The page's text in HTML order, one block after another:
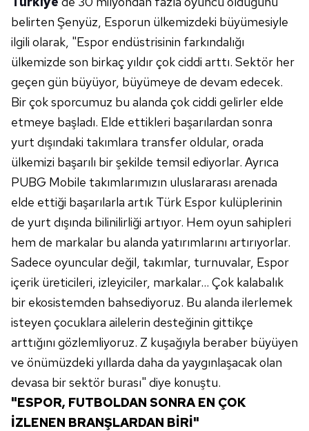
belirten Şenyüz, Esporun ülkemizdeki büyümesiyle
ilgili olarak, "Espor endüstrisinin farkındalığı
ülkemizde son birkaç yıldır çok ciddi arttı. Sektör her
geçen gün büyüyor, büyümeye de devam edecek.
Bir çok sporcumuz bu alanda çok ciddi gelirler elde
etmeye başladı. Elde ettikleri başarılardan sonra
yurt dışındaki takımlara transfer oldular, orada
ülkemizi başarılı bir şekilde temsil ediyorlar. Ayrıca
PUBG Mobile takımlarımızın uluslararası arenada
elde ettiği başarılarla artık Türk Espor kulüplerinin
de yurt dışında bilinilirliği artıyor. Hem oyun sahipleri
hem de markalar bu alanda yatırımlarını artırıyorlar.
Sadece oyuncular değil, takımlar, turnuvalar, Espor
içerik üreticileri, izleyiciler, markalar... Çok kalabalık
bir ekosistemden bahsediyoruz. Bu alanda ilerlemek
isteyen çocuklara ailelerin desteğinin gittikçe
arttığını gözlemliyoruz. Z kuşağıyla beraber büyüyen
ve önümüzdeki yıllarda daha da yaygınlaşacak olan
devasa bir sektör burası" diye konuştu.
"ESPOR, FUTBOLDAN SONRA EN ÇOK
İZLENEN BRANŞLARDAN BİRİ"